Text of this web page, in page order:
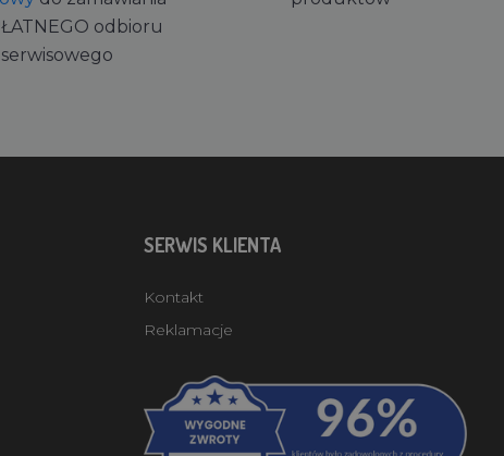
odbioru
serwisowego
SERWIS KLIENTA
Kontakt
Reklamacje